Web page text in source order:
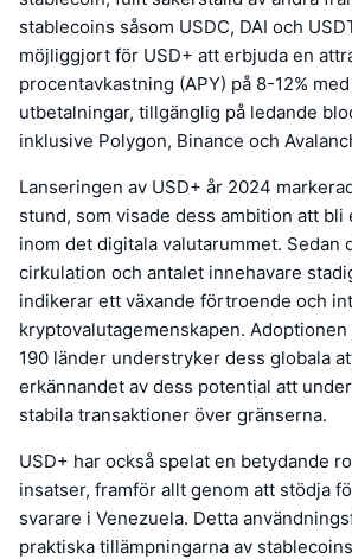
stablecoins såsom USDC, DAI och
möjliggjort för USD+ att erbjuda en
procentavkastning (APY) på 8-12%
utbetalningar, tillgänglig på ledande
inklusive Polygon, Binance och
Lanseringen av USD+ år 2024
stund, som visade dess ambition att bli
inom det digitala valutarummet. Sedan
cirkulation och antalet innehavare
indikerar ett växande förtroende och
kryptovalutagemenskapen. Adoptionen
190 länder understryker dess globala
erkännandet av dess potential att
stabila transaktioner över gränserna.
USD+ har också spelat en betydande
insatser, framför allt genom att stödja
svarare i Venezuela. Detta
praktiska tillämpningarna av